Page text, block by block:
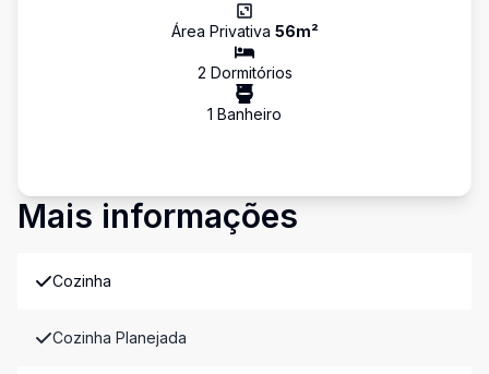
Área Privativa 56m²
2 Dormitórios
1 Banheiro
Mais informações
Cozinha
Cozinha Planejada